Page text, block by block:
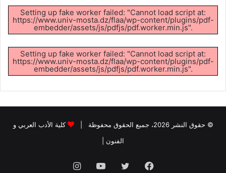
Setting up fake worker failed: "Cannot load script at:
https://www.univ-mosta.dz/flaa/wp-content/plugins/pdf-
embedder/assets/js/pdfjs/pdf.worker.min.js".
Setting up fake worker failed: "Cannot load script at:
https://www.univ-mosta.dz/flaa/wp-content/plugins/pdf-
embedder/assets/js/pdfjs/pdf.worker.min.js".
© حقوق النشر 2026، جميع الحقوق محفوظة |
كلية الأدب العربي و
الفنون
فيسبوك تويتر يوتيوبانستقرام